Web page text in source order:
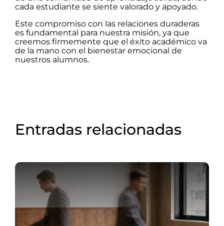
cada estudiante se siente valorado y apoyado.
Este compromiso con las relaciones duraderas
es fundamental para nuestra misión, ya que
creemos firmemente que el éxito académico va
de la mano con el bienestar emocional de
nuestros alumnos.
Entradas relacionadas